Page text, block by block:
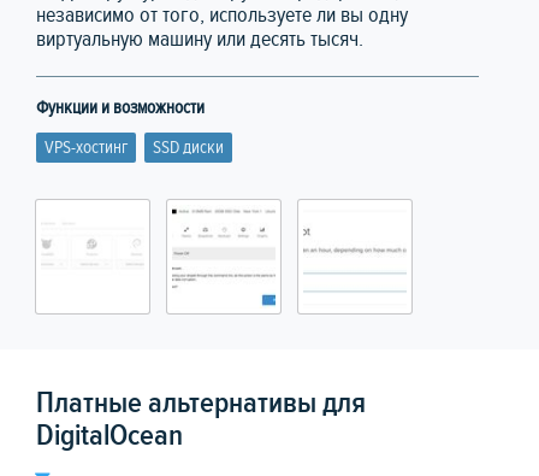
независимо от того, используете ли вы одну
виртуальную машину или десять тысяч.
Функции и возможности
VPS-хостинг
SSD диски
Платные альтернативы для
DigitalOcean